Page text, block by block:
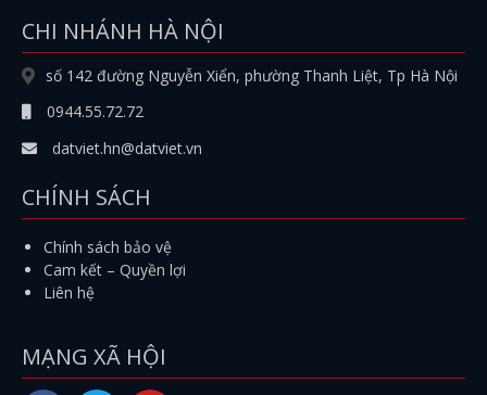
CHI NHÁNH HÀ NỘI
số 142 đường Nguyễn Xiển, phường Thanh Liệt, Tp Hà Nội
0944.55.72.72
datviet.hn@datviet.vn
CHÍNH SÁCH
Chính sách bảo vệ
Cam kết – Quyền lợi
Liên hệ
MẠNG XÃ HỘI